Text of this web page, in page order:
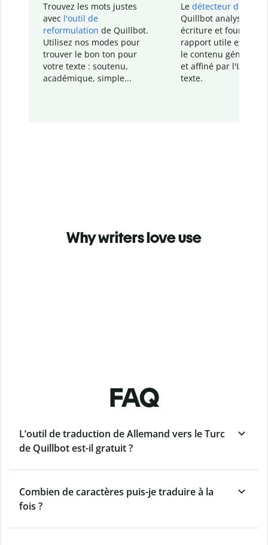
Trouvez les mots justes
avec l'outil de
reformulation de Quillbot.
Utilisez nos modes pour
trouver le bon ton pour
votre texte : soutenu,
académique, simple...
Le détecteur d'IA
Quillbot analyse votre
écriture et fournit un
rapport utile et
le contenu généré
et affiné par l'IA
texte.
Why writers love use
FAQ
L’outil de traduction de Allemand vers le Turc
de Quillbot est-il gratuit ?
Combien de caractères puis-je traduire à la
fois ?